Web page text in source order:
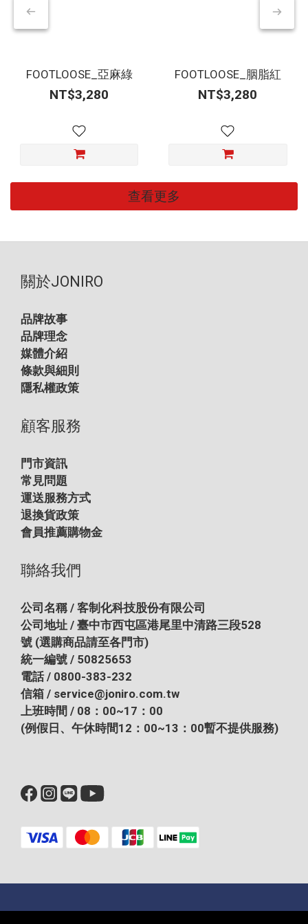
FOOTLOOSE_亞麻綠
NT$3,280
FOOTLOOSE_胭脂紅
NT$3,280
查看更多
關於JONIRO
品牌故事
品牌理念
媒體介紹
條款與細則
隱私權政策
顧客服務
門市資訊
常見問題
運送服務方式
退換貨政策
會員推薦購物金
聯絡我們
公司名稱 / 客制化科技股份有限公司
公司地址 / 臺中市西屯區港尾里中清路三段528
號 (選購商品請至各門市)
統一編號 / 50825653
電話 / 0800-383-232
信箱 / service@joniro.com.tw
上班時間 / 08：00~17：00
(例假日、午休時間12：00~13：00暫不提供服務)